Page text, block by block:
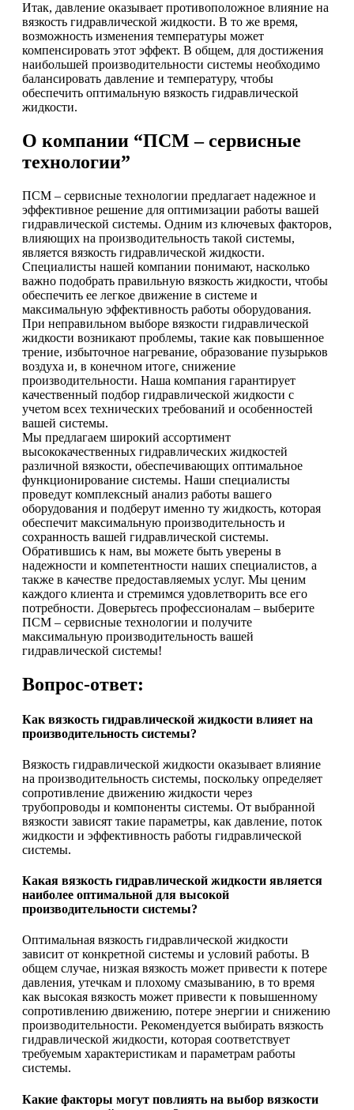
Итак, давление оказывает противоположное влияние на
вязкость гидравлической жидкости. В то же время,
возможность изменения температуры может
компенсировать этот эффект. В общем, для достижения
наибольшей производительности системы необходимо
балансировать давление и температуру, чтобы
обеспечить оптимальную вязкость гидравлической
жидкости.
О компании “ПСМ – сервисные
технологии”
ПСМ – сервисные технологии предлагает надежное и
эффективное решение для оптимизации работы вашей
гидравлической системы. Одним из ключевых факторов,
влияющих на производительность такой системы,
является вязкость гидравлической жидкости.
Специалисты нашей компании понимают, насколько
важно подобрать правильную вязкость жидкости, чтобы
обеспечить ее легкое движение в системе и
максимальную эффективность работы оборудования.
При неправильном выборе вязкости гидравлической
жидкости возникают проблемы, такие как повышенное
трение, избыточное нагревание, образование пузырьков
воздуха и, в конечном итоге, снижение
производительности. Наша компания гарантирует
качественный подбор гидравлической жидкости с
учетом всех технических требований и особенностей
вашей системы.
Мы предлагаем широкий ассортимент
высококачественных гидравлических жидкостей
различной вязкости, обеспечивающих оптимальное
функционирование системы. Наши специалисты
проведут комплексный анализ работы вашего
оборудования и подберут именно ту жидкость, которая
обеспечит максимальную производительность и
сохранность вашей гидравлической системы.
Обратившись к нам, вы можете быть уверены в
надежности и компетентности наших специалистов, а
также в качестве предоставляемых услуг. Мы ценим
каждого клиента и стремимся удовлетворить все его
потребности. Доверьтесь профессионалам – выберите
ПСМ – сервисные технологии и получите
максимальную производительность вашей
гидравлической системы!
Вопрос-ответ:
Как вязкость гидравлической жидкости влияет на
производительность системы?
Вязкость гидравлической жидкости оказывает влияние
на производительность системы, поскольку определяет
сопротивление движению жидкости через
трубопроводы и компоненты системы. От выбранной
вязкости зависят такие параметры, как давление, поток
жидкости и эффективность работы гидравлической
системы.
Какая вязкость гидравлической жидкости является
наиболее оптимальной для высокой
производительности системы?
Оптимальная вязкость гидравлической жидкости
зависит от конкретной системы и условий работы. В
общем случае, низкая вязкость может привести к потере
давления, утечкам и плохому смазыванию, в то время
как высокая вязкость может привести к повышенному
сопротивлению движению, потере энергии и снижению
производительности. Рекомендуется выбирать вязкость
гидравлической жидкости, которая соответствует
требуемым характеристикам и параметрам работы
системы.
Какие факторы могут повлиять на выбор вязкости